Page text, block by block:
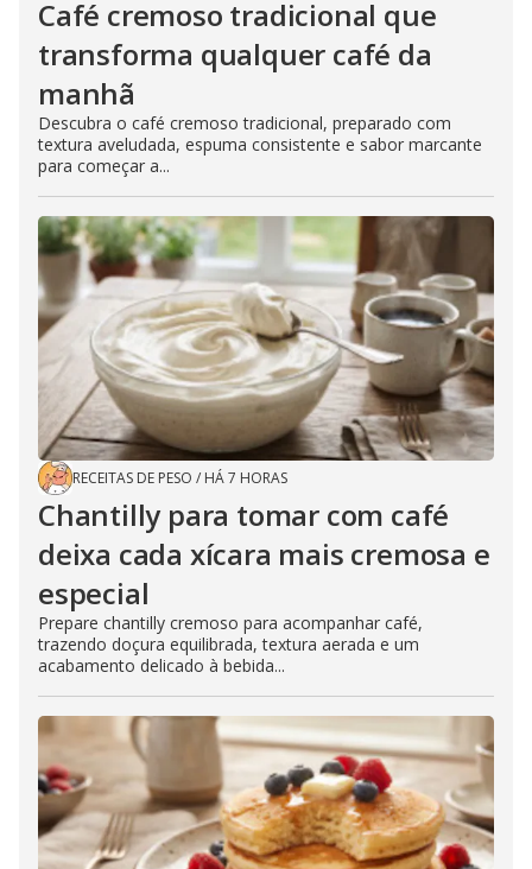
Café cremoso tradicional que
transforma qualquer café da
manhã
Descubra o café cremoso tradicional, preparado com
textura aveludada, espuma consistente e sabor marcante
para começar a...
RECEITAS DE PESO / HÁ 7 HORAS
Chantilly para tomar com café
deixa cada xícara mais cremosa e
especial
Prepare chantilly cremoso para acompanhar café,
trazendo doçura equilibrada, textura aerada e um
acabamento delicado à bebida...